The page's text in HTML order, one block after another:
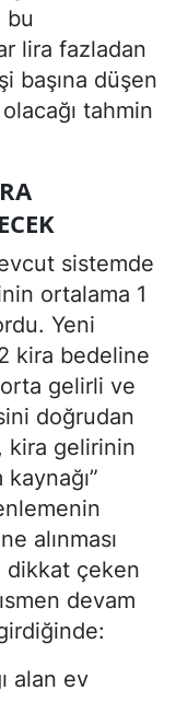
bu
lira fazladan
başına düşen
tahmin
sistemde
ortalama 1
Yeni
kira bedeline
gelirli ve
doğrudan
kira gelirinin
alınması
çeken
devam
alan ev